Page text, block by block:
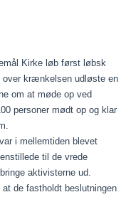
Kirke løb først løbsk
over krænkelsen udløste en
om at møde op ved
personer mødt op og klar
i mellemtiden blevet
til de vrede
aktivisterne ud.
de fastholdt beslutningen